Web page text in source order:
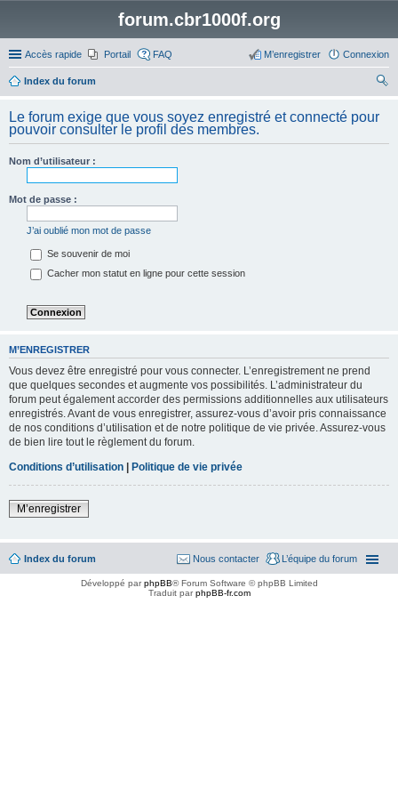
forum.cbr1000f.org
Accès rapide Portail FAQ Connexion
M’enregistrer
Index du forum
her
ch
Le forum exige que vous soyez enregistré et connecté pour
pouvoir consulter le profil des membres.
Nom d’utilisateur :
Mot de passe :
J’ai oublié mon mot de passe
Se souvenir de moi
Cacher mon statut en ligne pour cette session
M’ENREGISTRER
Vous devez être enregistré pour vous connecter. L’enregistrement ne prend
que quelques secondes et augmente vos possibilités. L’administrateur du
forum peut également accorder des permissions additionnelles aux utilisateurs
enregistrés. Avant de vous enregistrer, assurez-vous d’avoir pris connaissance
de nos conditions d’utilisation et de notre politique de vie privée. Assurez-vous
de bien lire tout le règlement du forum.
Conditions d’utilisation | Politique de vie privée
M’enregistrer
Index du forum L’équipe du forum
Nous contacter
Développé parphpBB® Forum Software © phpBB Limited
Traduit parphpBB-fr.com